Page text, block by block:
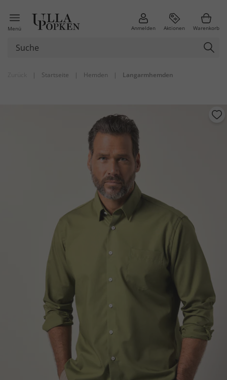
Menü Anmelden Aktionen Warenkorb
| Startseite | Hemden | Langarmhemden